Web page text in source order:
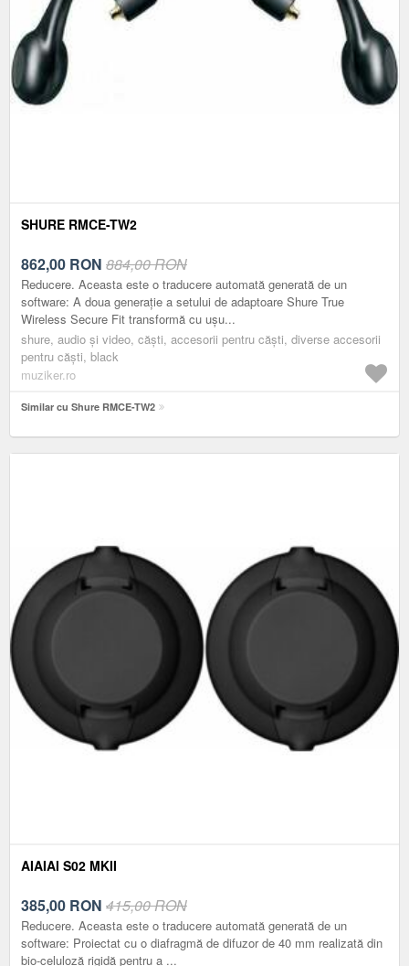
SHURE RMCE-TW2
862,00 RON 884,00 RON
Reducere. Aceasta este o traducere automată generată de un
software: A doua generație a setului de adaptoare Shure True
Wireless Secure Fit transformă cu ușu...
shure, audio și video, căști, accesorii pentru căști, diverse accesorii
pentru căşti, black
muziker.ro
Similar cu Shure RMCE-TW2
AIAIAI S02 MKII
385,00 RON 415,00 RON
Reducere. Aceasta este o traducere automată generată de un
software: Proiectat cu o diafragmă de difuzor de 40 mm realizată din
bio-celuloză rigidă pentru a ...